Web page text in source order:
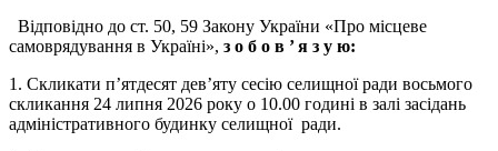
Відповідно до ст. 50, 59 Закону України «Про місцеве
самоврядування в Україні», з о б о в ’я з у ю:
1. Скликати п’ятдесят дев’яту сесію селищної ради восьмого
скликання 24 липня 2026 року о 10.00 годині в залі засідань
адміністративного будинку селищної ради.